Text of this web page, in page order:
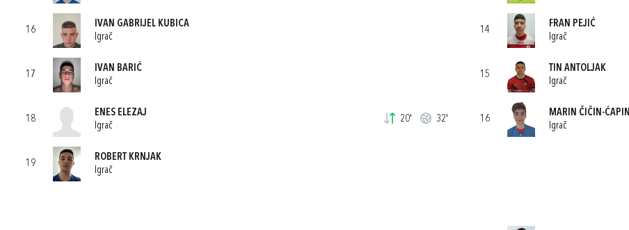
16
IVAN GABRIJEL KUBICA
Igrač
17
IVAN BARIĆ
Igrač
18
ENES ELEZAJ
Igrač
20' 32'
19
ROBERT KRNJAK
Igrač
14
FRAN PEJIĆ
Igrač
15
TIN ANTOLJAK
Igrač
16
MARIN ČIČIN-ĆAPIN
Igrač